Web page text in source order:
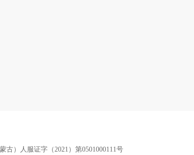
蒙古）人服证字（2021）第0501000111号